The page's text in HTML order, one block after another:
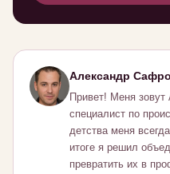
Александр
Привет! Меня
специалист по
детства меня
итоге я решил
превратить их в